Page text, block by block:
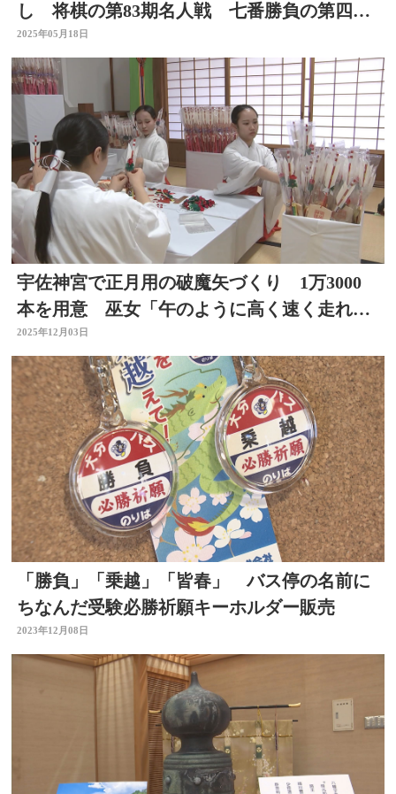
し 将棋の第83期名人戦 七番勝負の第四
局 大分県宇佐神宮
2025年05月18日
宇佐神宮で正月用の破魔矢づくり 1万3000
本を用意 巫女「午のように高く速く走れる
1年に」大分
2025年12月03日
「勝負」「乗越」「皆春」 バス停の名前に
ちなんだ受験必勝祈願キーホルダー販売
2023年12月08日